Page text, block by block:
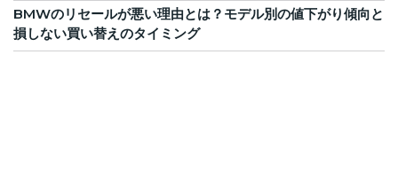
BMWのリセールが悪い理由とは？モデル別の値下がり傾向と
損しない買い替えのタイミング